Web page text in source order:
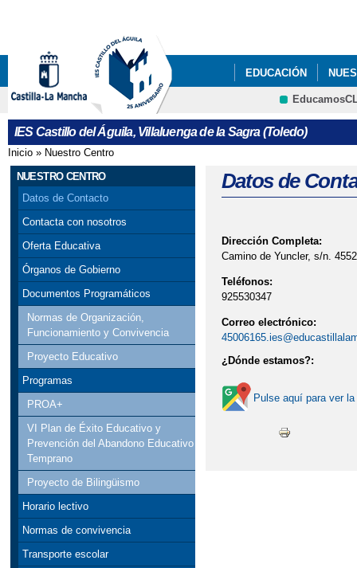
EDUCACIÓN
CRFP
IES Castillo del Águila, Villaluenga de la Sagra (Toledo)
Se encuentra usted aquí
Inicio » Nuestro Centro
NUESTRO CENTRO
Datos de Contacto
Contacta con nosotros
Oferta Educativa
Órganos de Gobierno
Documentos Programáticos
Normas de Organización,
Funcionamiento y Convivencia
Proyecto Educativo
Programas
PROA+
VI Plan de Éxito Educativo y
Prevención del Abandono Educativo
Temprano
Proyecto de Bilingüismo
Horario lectivo
Normas de convivencia
Transporte escolar
Datos de
Dirección Completa:
Camino de Yuncler, s/n.
Teléfonos:
925530347
Correo electrónico:
¿Dónde estamos?:
Pulse aquí para ver